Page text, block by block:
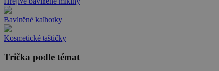
Bavlněné kalhotky
Kosmetické taštičky
Trička podle témat